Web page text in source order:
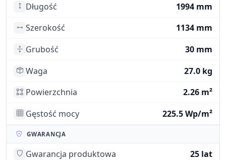
Długość
1994 mm
Szerokość
1134 mm
Grubość
30 mm
Waga
27.0 kg
Powierzchnia
2.26 m²
Gęstość mocy
225.5 Wp/m²
GWARANCJA
Gwarancja produktowa
25 lat